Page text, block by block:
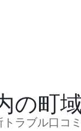
の町
トラブル口コ